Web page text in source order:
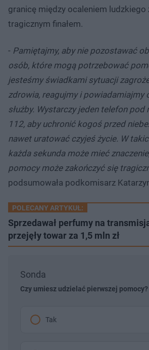
granicę między ocaleniem ludzkiego
tragicznym finałem.
- Pamiętajmy, aby nie pozostawać
osób, które mogą potrzebować
jesteśmy świadkami sytuacji
zdrowia, reagujmy i powiadamiajmy
służby. Wystarczy jeden telefon pod
112, aby uchronić kogoś przed
nawet uratować czyjeś życie. W
każda sekunda może mieć
pomocy może zakończyć się
podsumowała podkomisarz
POLECANY ARTYKUŁ:
Sprzedawał perfumy na
przejęły towar za 1,5 mln zł
Sonda
Czy umiesz udzielać pierwszej pomocy?
Tak